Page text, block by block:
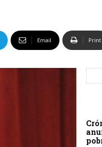
Email Print